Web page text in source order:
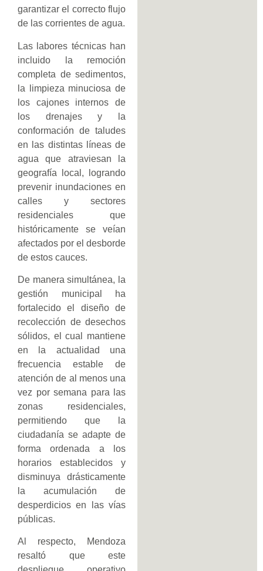
garantizar el correcto flujo
de las corrientes de agua.
Las labores técnicas han
incluido la remoción
completa de sedimentos,
la limpieza minuciosa de
los cajones internos de
los drenajes y la
conformación de taludes
en las distintas líneas de
agua que atraviesan la
geografía local, logrando
prevenir inundaciones en
calles y sectores
residenciales que
históricamente se veían
afectados por el desborde
de estos cauces.
De manera simultánea, la
gestión municipal ha
fortalecido el diseño de
recolección de desechos
sólidos, el cual mantiene
en la actualidad una
frecuencia estable de
atención de al menos una
vez por semana para las
zonas residenciales,
permitiendo que la
ciudadanía se adapte de
forma ordenada a los
horarios establecidos y
disminuya drásticamente
la acumulación de
desperdicios en las vías
públicas.
Al respecto, Mendoza
resaltó que este